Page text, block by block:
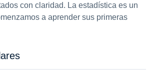
con claridad. La estadística es un
a aprender sus primeras